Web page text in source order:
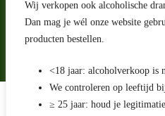
Wij verkopen ook alcoholische
Dan mag je wél onze website
producten bestellen.
<18 jaar: alcoholverkoop is
We controleren op leeftijd
≥ 25 jaar: houd je
Herroepingsrecht
Bij bezorging van
Algemene